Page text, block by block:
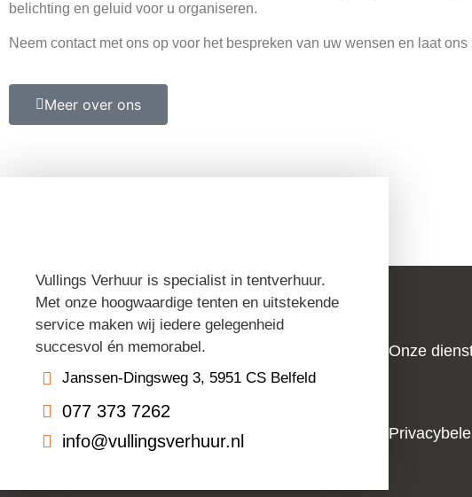
belichting en geluid voor u organiseren.
Neem contact met ons op voor het bespreken van uw wensen en laat
Meer over ons
Vullings Verhuur is specialist in tentverhuur.
Met onze hoogwaardige tenten en uitstekende
service maken wij iedere gelegenheid
succesvol én memorabel.
Janssen-Dingsweg 3, 5951 CS Belfeld
077 373 7262
info@vullingsverhuur.nl
Onze